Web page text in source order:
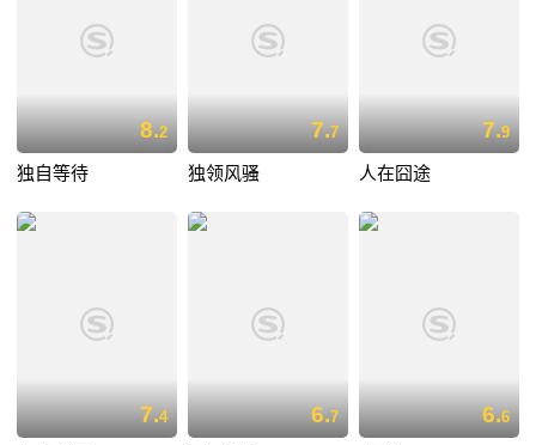
8.2
独自等待
7.7
独领风骚
7.9
人在囧途
7.4 6.7 6.6